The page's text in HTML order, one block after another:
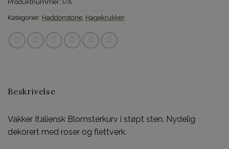
Produktnummer: I/A
Kategorier: Haddonstone Hagekrukker
Beskrivelse
Vakker Italiensk Blomsterkurv i støpt sten. Nydelig
dekorert med roser og flettverk.